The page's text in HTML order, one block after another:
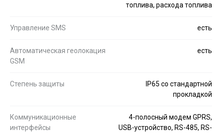
топлива, расхода топлива
Управление SMS есть
Автоматическая геолокация
GSM
есть
Степень защиты
IP65 со стандартной
прокладкой
Коммуникационные
интерфейсы
4-полосный модем GPRS,
USB-устройство, RS-485, RS-